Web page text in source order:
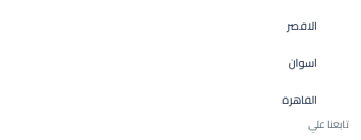
الاقصر
اسوان
القاهرة
تابعنا علي